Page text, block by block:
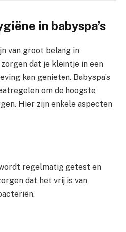
in babyspa’s
van groot belang in
zorgen dat je kleintje in een
kan genieten. Babyspa’s
om de hoogste
Hier zijn enkele aspecten
regelmatig getest en
dat het vrij is van